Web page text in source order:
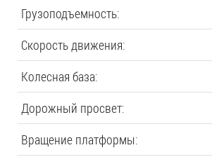
Грузоподъемность:
Скорость движения:
Колесная база:
Дорожный просвет:
Вращение платформы: